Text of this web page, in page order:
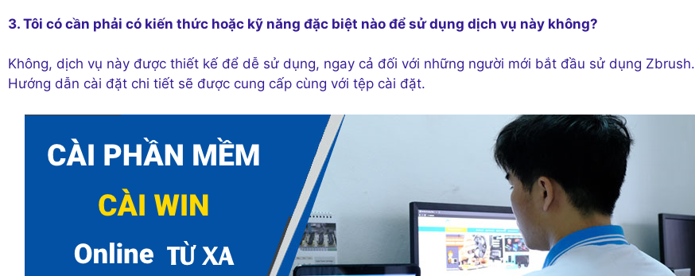
3. Tôi có cần phải có kiến thức hoặc kỹ năng đặc biệt nào để sử dụng dịch vụ này không?
Không, dịch vụ này được thiết kế để dễ sử dụng, ngay cả đối với những người mới bắt đầu sử dụng Zbrush.
Hướng dẫn cài đặt chi tiết sẽ được cung cấp cùng với tệp cài đặt.